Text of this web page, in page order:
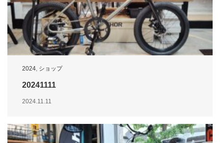
2024, ショップ
20241111
2024.11.11